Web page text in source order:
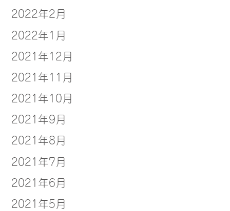
2022年2月
2022年1月
2021年12月
2021年11月
2021年10月
2021年9月
2021年8月
2021年7月
2021年6月
2021年5月